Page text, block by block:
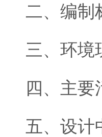
二、编制
三、环境
四、主要
五、设计